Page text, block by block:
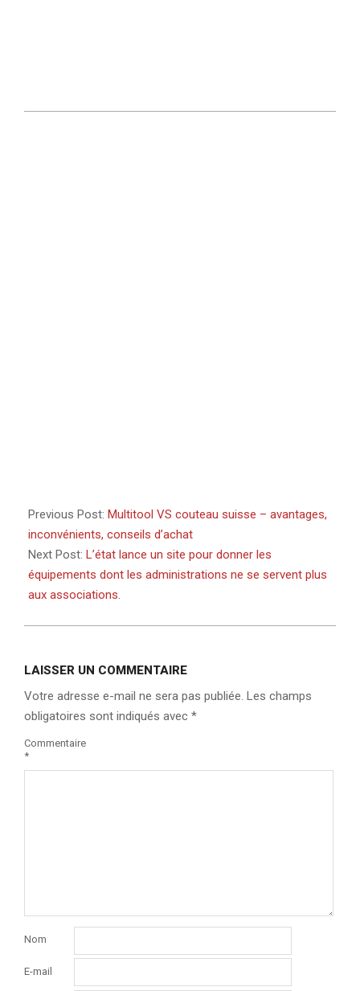
Previous Post: Multitool VS couteau suisse – avantages,
inconvénients, conseils d’achat
Next Post: L’état lance un site pour donner les
équipements dont les administrations ne se servent plus
aux associations.
LAISSER UN COMMENTAIRE
Votre adresse e-mail ne sera pas publiée. Les champs
obligatoires sont indiqués avec *
Commentaire
*
Nom
E-mail